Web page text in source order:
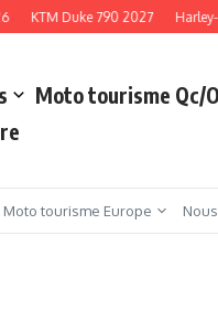
Duke 790 2027 Harley-
Moto tourisme Qc/
Moto tourisme Europe